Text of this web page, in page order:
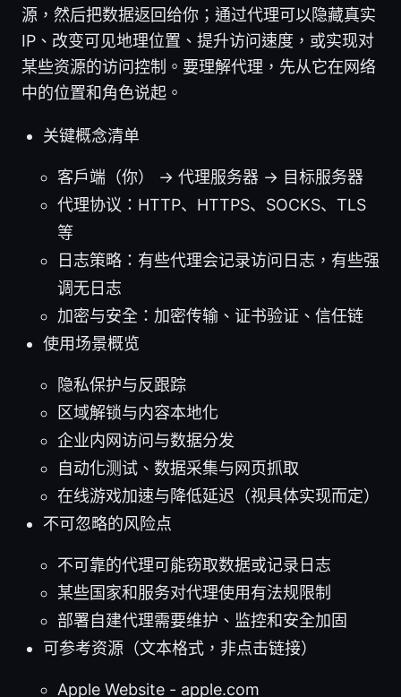
源，然后把数据返回给你；通过代理可以隐藏真实
IP、改变可见地理位置、提升访问速度，或实现对
某些资源的访问控制。要理解代理，先从它在网络
中的位置和角色说起。
关键概念清单
客户端（你） -> 代理服务器 -> 目标服务器
代理协议：HTTP、HTTPS、SOCKS、TLS
等
日志策略：有些代理会记录访问日志，有些强
调无日志
加密与安全：加密传输、证书验证、信任链
使用场景概览
隐私保护与反跟踪
区域解锁与内容本地化
企业内网访问与数据分发
自动化测试、数据采集与网页抓取
在线游戏加速与降低延迟（视具体实现而定）
不可忽略的风险点
不可靠的代理可能窃取数据或记录日志
某些国家和服务对代理使用有法规限制
部署自建代理需要维护、监控和安全加固
可参考资源（文本格式，非点击链接）
Apple Website - apple.com